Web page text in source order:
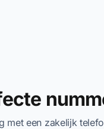
met een zakelijk